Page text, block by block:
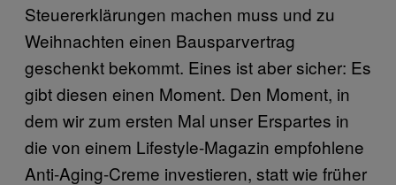
Steuererklärungen machen muss und zu
Weihnachten einen Bausparvertrag
geschenkt bekommt. Eines ist aber sicher: Es
gibt diesen einen Moment. Den Moment, in
dem wir zum ersten Mal unser Erspartes in
die von einem Lifestyle-Magazin empfohlene
Anti-Aging-Creme investieren, statt wie früher